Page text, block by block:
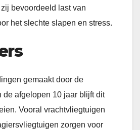
bevoordeeld last van
het slechte slapen en stress.
gemaakt door de
de afgelopen 10 jaar blijft dit
Vooral vrachtvliegtuigen
zorgen voor